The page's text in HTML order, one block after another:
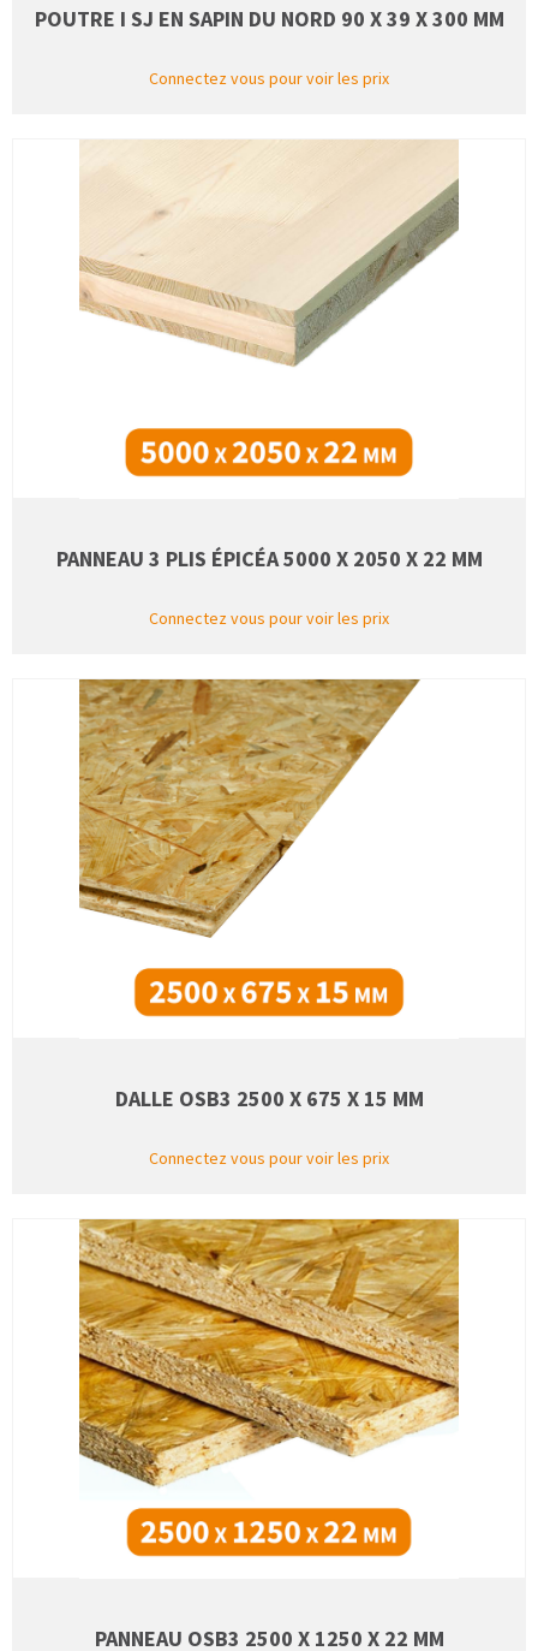
POUTRE I SJ EN SAPIN DU NORD 90 X 39 X 300 MM
Connectez vous pour voir les prix
PANNEAU 3 PLIS ÉPICÉA 5000 X 2050 X 22 MM
Connectez vous pour voir les prix
DALLE OSB3 2500 X 675 X 15 MM
Connectez vous pour voir les prix
PANNEAU OSB3 2500 X 1250 X 22 MM